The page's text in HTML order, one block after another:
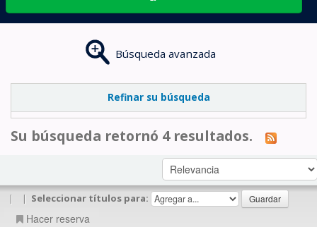
Búsqueda avanzada
Refinar su búsqueda
Su búsqueda retornó 4 resultados.
| | Seleccionar títulos para:
Hacer reserva